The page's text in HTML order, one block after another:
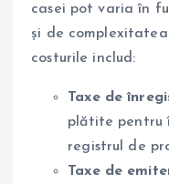
casei pot varia în
și de
costurile includ:
Taxe de
plătite pentru
registrul de
Taxe de